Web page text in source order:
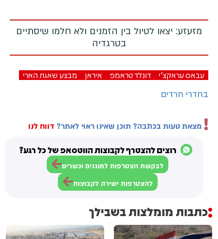
מזעזע: יצאו לטיול בין הזמנים ולא חלמו שיסתיים
בטרגדיה
עבאס עראקצ'י דונלד טראמפ איראן מבצע שאגת הארי
בחדרי חרדים
מצאת טעות בכתבה? תוכן שאינו ראוי לאתר? דווח לנו
רוצים להצטרף לקבוצות הווטסאפ של כל רגע?
לבקשת הצטרפות למוגנים וכשרים
להצטרפות ישירה לקבוצות
כתבות מומלצות בשבילך